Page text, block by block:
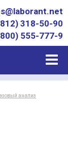
318-50-90
555-777-9
анализ